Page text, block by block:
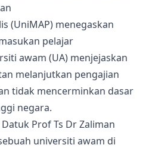
(UniMAP) menegaskan
pelajar
awam (UA) menjejaskan
melanjutkan pengajian
tidak mencerminkan dasar
negara.
Prof Ts Dr Zaliman
universiti awam di